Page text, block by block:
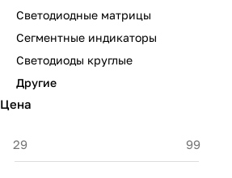
Светодиодные матрицы
Сегментные индикаторы
Светодиоды круглые
Другие
Цена